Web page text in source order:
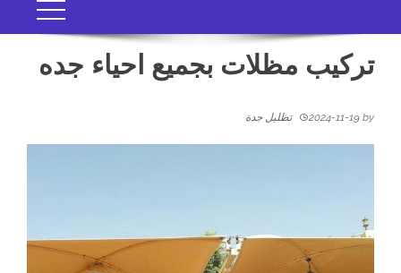
تركيب مظلات بجميع احياء جده
2024-11-19 by تظليل جدة